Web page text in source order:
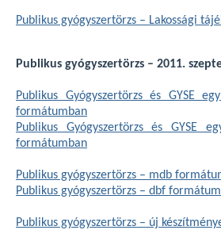
Publikus gyógyszertörzs – Lakossági
Publikus gyógyszertörzs – 2011.
Publikus Gyógyszertörzs és GYSE
formátumban
Publikus Gyógyszertörzs és GYSE
formátumban
Publikus gyógyszertörzs – mdb
Publikus gyógyszertörzs – dbf
Publikus gyógyszertörzs – új